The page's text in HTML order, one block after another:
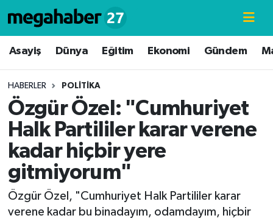
Asayiş Dünya Eğitim Ekonomi Gündem
HABERLER POLITIKA
Özgür Özel: "Cumhuriyet
Halk Partililer karar verene
kadar hiçbir yere
gitmiyorum"
Özgür Özel, "Cumhuriyet Halk Partililer karar
verene kadar bu binadayım, odamdayım, hiçbir
Hava Durumu
Süper Lig Puan Durumu ve Fikstür
Tüm Manşetler
Son Dakika Haberleri
Haber Arşivi